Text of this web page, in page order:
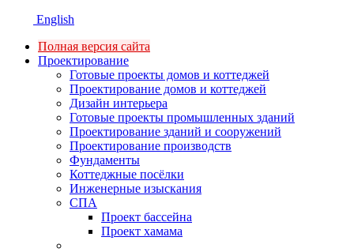
English
Полная версия сайта
Проектирование
Готовые проекты домов и коттеджей
Проектирование домов и коттеджей
Дизайн интерьера
Готовые проекты промышленных зданий
Проектирование зданий и сооружений
Проектирование производств
Фундаменты
Коттеджные посёлки
Инженерные изыскания
СПА
Проект бассейна
Проект хамама